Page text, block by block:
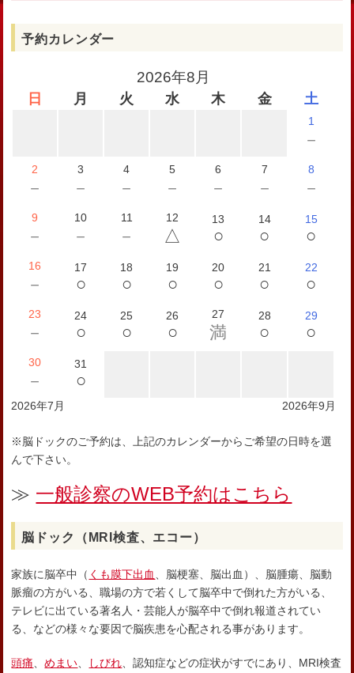
予約カレンダー
2026年8月
日 月 火 水 木 金 土
1
－
2
－
3
－
4
－
5
－
6
－
7
－
8
－
9
－
10
－
11
－
12
△
13
○
14
○
15
○
16
－
17
○
18
○
19
○
20
○
21
○
22
○
23
－
24
○
25
○
26
○
27
満
28
○
29
○
30
－
31
○
2026年7月 2026年9月
※脳ドックのご予約は、上記のカレンダーからご希望の日時を選
んで下さい。
≫ 一般診察のWEB予約はこちら
脳ドック（MRI検査、エコー）
家族に脳卒中（ くも膜下出血
、脳梗塞、脳出血）、脳腫瘍、脳動
脈瘤の方がいる、職場の方で若くして脳卒中で倒れた方がいる、
テレビに出ている著名人・芸能人が脳卒中で倒れ報道されてい
る、などの様々な要因で脳疾患を心配される事があります。
頭痛 、めまい しびれ 、認知症などの症状がすでにあり、MRI検査